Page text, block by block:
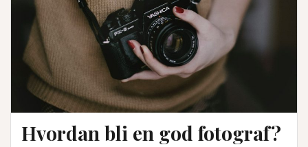
Hvordan bli en god fotograf?